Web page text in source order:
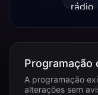
Programação
A programação
alterações sem